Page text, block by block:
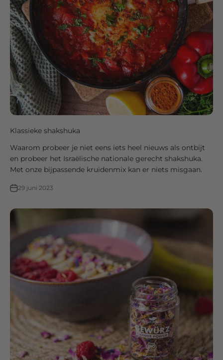
Klassieke shakshuka
Waarom probeer je niet eens iets heel nieuws als ontbijt
en probeer het Israëlische nationale gerecht shakshuka.
Met onze bijpassende kruidenmix kan er niets misgaan.
29 juni 2023